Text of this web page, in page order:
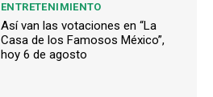
ENTRETENIMIENTO
Así van las votaciones en “La
Casa de los Famosos México”,
hoy 6 de agosto